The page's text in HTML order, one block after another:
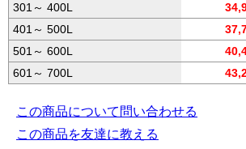
301～ 400L
401～ 500L
501～ 600L
601～ 700L
この商品について問い合わせる
この商品を友達に教える